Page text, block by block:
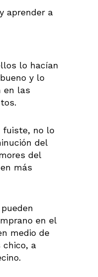
aprender a
lo hacían
y lo
en las
fuiste, no lo
del
del
más
en el
medio de
chico, a